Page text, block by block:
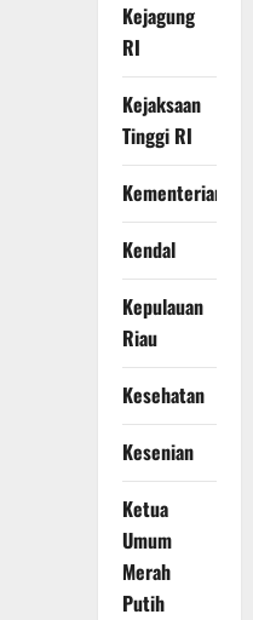
Kejagung
RI
Kejaksaan
Tinggi RI
Kementerian
Kendal
Kepulauan
Riau
Kesehatan
Kesenian
Ketua
Umum
Merah
Putih